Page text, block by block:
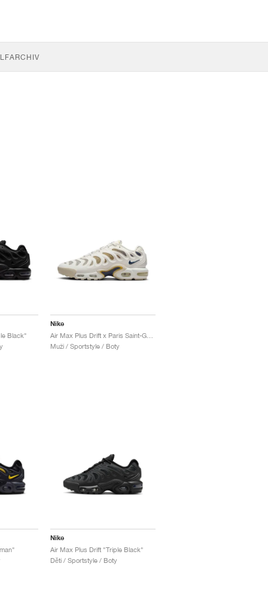
ARCHIV
Black"
Nike
Muži / Sportstyle / Boty
Nike
Air Max Plus Drift "Triple Black"
Děti / Sportstyle / Boty